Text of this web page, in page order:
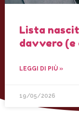
Lista
davvero (e
LEGGI DI PIÙ »
19/05/2026